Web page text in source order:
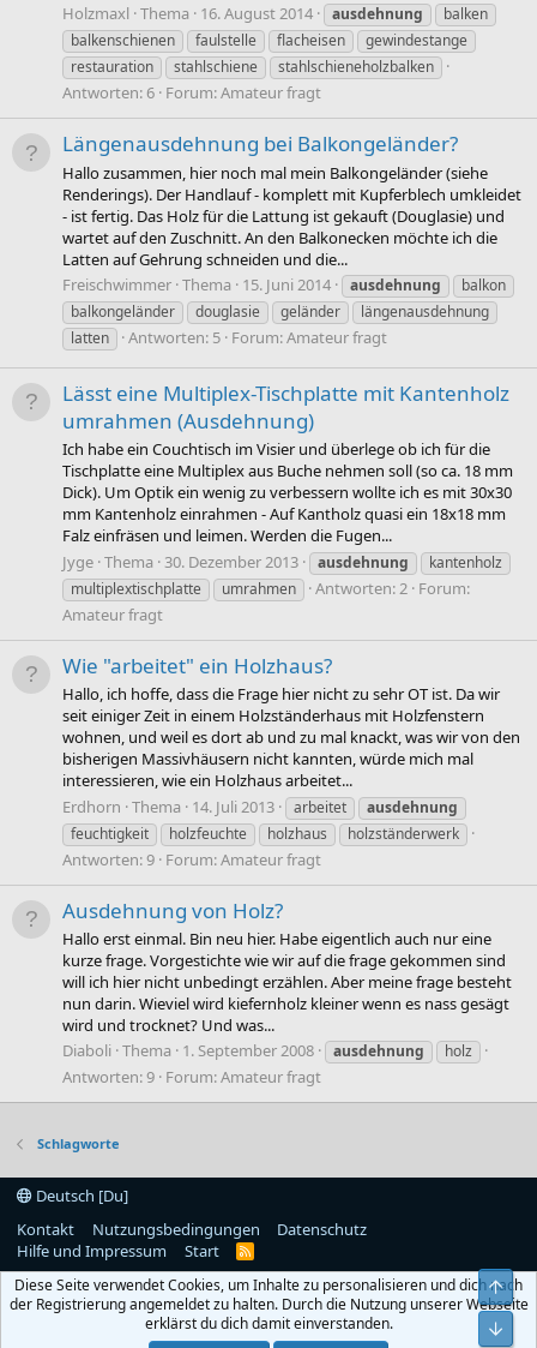
Holzmaxl Thema 16. August 2014 ausdehnung
balken
balkenschienen
faulstelle flacheisen
gewindestange
restauration
stahlschiene stahlschieneholzbalken
Antworten: 6 Forum:Amateur fragt
Längenausdehnung bei Balkongeländer?
Hallo zusammen, hier noch mal mein Balkongeländer (siehe
Renderings). Der Handlauf - komplett mit Kupferblech umkleidet
- ist fertig. Das Holz für die Lattung ist gekauft (Douglasie) und
wartet auf den Zuschnitt. An den Balkonecken möchte ich die
Latten auf Gehrung schneiden und die...
Freischwimmer Thema 15. Juni 2014 ausdehnung
balkon
balkongeländer
douglasie geländer
längenausdehnung
latten
Antworten: 5 Forum:Amateur fragt
Lässt eine Multiplex-Tischplatte mit Kantenholz
umrahmen (Ausdehnung)
Ich habe ein Couchtisch im Visier und überlege ob ich für die
Tischplatte eine Multiplex aus Buche nehmen soll (so ca. 18 mm
Dick). Um Optik ein wenig zu verbessern wollte ich es mit 30x30
mm Kantenholz einrahmen - Auf Kantholz quasi ein 18x18 mm
Falz einfräsen und leimen. Werden die Fugen...
Jyge Thema 30. Dezember 2013 ausdehnung
kantenholz
multiplextischplatte
umrahmen Antworten: 2 Forum:
Amateur fragt
Wie "arbeitet" ein Holzhaus?
Hallo, ich hoffe, dass die Frage hier nicht zu sehr OT ist. Da wir
seit einiger Zeit in einem Holzständerhaus mit Holzfenstern
wohnen, und weil es dort ab und zu mal knackt, was wir von den
bisherigen Massivhäusern nicht kannten, würde mich mal
interessieren, wie ein Holzhaus arbeitet...
Erdhorn Thema 14. Juli 2013 arbeitet
ausdehnung
feuchtigkeit
holzfeuchte holzhaus holzständerwerk
Antworten: 9 Forum:Amateur fragt
Ausdehnung von Holz?
Hallo erst einmal. Bin neu hier. Habe eigentlich auch nur eine
kurze frage. Vorgestichte wie wir auf die frage gekommen sind
will ich hier nicht unbedingt erzählen. Aber meine frage besteht
nun darin. Wieviel wird kiefernholz kleiner wenn es nass gesägt
wird und trocknet? Und was...
Diaboli Thema 1. September 2008 ausdehnung holz
Antworten: 9 Forum:Amateur fragt
Schlagworte
Deutsch [Du]
Kontakt
Nutzungsbedingungen
Datenschutz
Hilfe und Impressum
Start
R
S
Diese Seite verwendet Cookies, um Inhalte zu personalisieren und dich nach
der Registrierung angemeldet zu halten. Durch die Nutzung unserer Webseite
erklärst du dich damit einverstanden.